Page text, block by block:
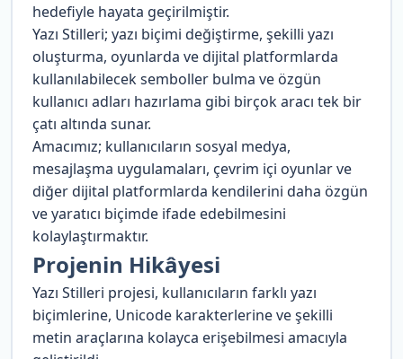
hedefiyle hayata geçirilmiştir.
Yazı Stilleri; yazı biçimi değiştirme, şekilli yazı
oluşturma, oyunlarda ve dijital platformlarda
kullanılabilecek semboller bulma ve özgün
kullanıcı adları hazırlama gibi birçok aracı tek bir
çatı altında sunar.
Amacımız; kullanıcıların sosyal medya,
mesajlaşma uygulamaları, çevrim içi oyunlar ve
diğer dijital platformlarda kendilerini daha özgün
ve yaratıcı biçimde ifade edebilmesini
kolaylaştırmaktır.
Projenin Hikâyesi
Yazı Stilleri projesi, kullanıcıların farklı yazı
biçimlerine, Unicode karakterlerine ve şekilli
metin araçlarına kolayca erişebilmesi amacıyla